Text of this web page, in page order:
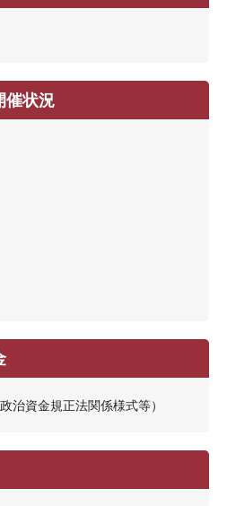
催状況
治資金規正法関係様式等）